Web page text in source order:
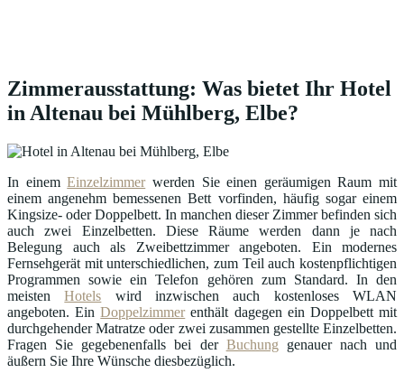
Zimmerausstattung: Was bietet Ihr Hotel
in Altenau bei Mühlberg, Elbe?
In einemEinzelzimmerwerden Sie einen geräumigen Raum mit
einem angenehm bemessenen Bett vorfinden, häufig sogar einem
Kingsize- oder Doppelbett. In manchen dieser Zimmer befinden sich
auch zwei Einzelbetten. Diese Räume werden dann je nach
Belegung auch als Zweibettzimmer angeboten. Ein modernes
Fernsehgerät mit unterschiedlichen, zum Teil auch kostenpflichtigen
Programmen sowie ein Telefon gehören zum Standard. In den
meistenHotels wird inzwischen auch kostenloses WLAN
angeboten. EinDoppelzimmerenthält dagegen ein Doppelbett mit
durchgehender Matratze oder zwei zusammen gestellte Einzelbetten.
Fragen Sie gegebenenfalls bei der Buchung genauer nach und
äußern Sie Ihre Wünsche diesbezüglich.